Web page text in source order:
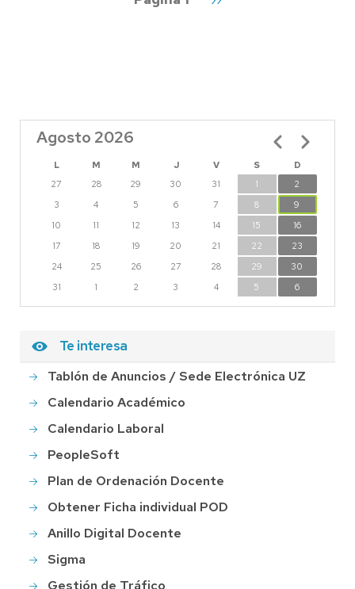
Agosto 2026
L M M J V S
D
27
28 29 30 31 1
2
3
4 5 6 7 8
9
10
11 12 13 14 15
16
17
18 19 20 21 22
23
24
25 26 27 28 29
30
31
1 2 3 4 5 6
Paginación
Te interesa
Tablón de Anuncios / Sede Electrónica UZ
Calendario Académico
Calendario Laboral
PeopleSoft
Plan de Ordenación Docente
Obtener Ficha individual POD
Anillo Digital Docente
Sigma
Gestión de Tráfico